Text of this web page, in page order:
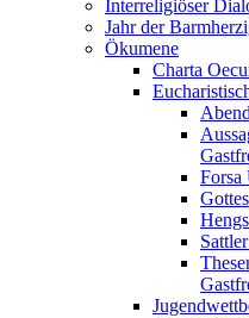
Interreligiöser
Jahr der
Ökumene
Charta
Forsa